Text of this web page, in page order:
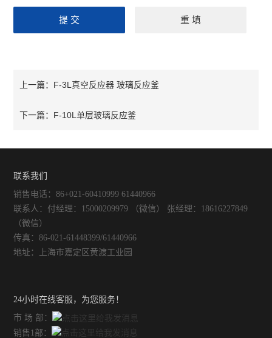
上一篇： F-3L真空反应器 玻璃反应釜
下一篇： F-10L单层玻璃反应釜
联系我们
销售电话：86+021-60410999 61440966
联系人：付经理：15000209979 （微信） 张经理：18616227849
（微信）
传真：86-021-61448399/61440966
地址：上海市嘉定区黄渡工业园
24小时在线客服，为您服务！
市 场 部：
销售1部：